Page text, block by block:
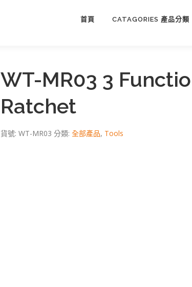
首頁 CATAGORIES 產品分類
WT-MR03 3
Ratchet
貨號:WT-MR03 分類:全部產品, Tools